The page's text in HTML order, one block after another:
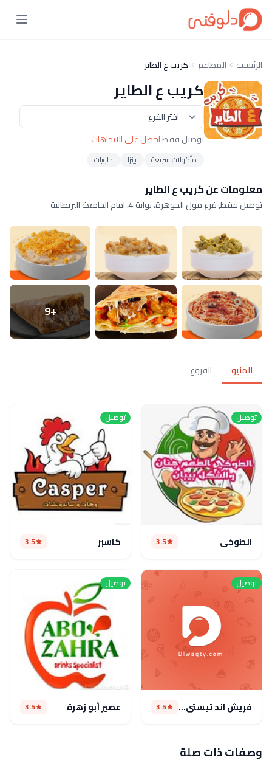
الرئيسية المطاعم كريب ع الطاير
كريب ع الطاير
توصيل فقطاحصل على الاتجاهات
مأكولات سريعة بيتزا حلويات
معلومات عن كريب ع الطاير
توصيل فقط, فرع مول الجوهرة، بوابة 4، امام الجامعة البريطانية
+9
المنيو الفروع
توصيل
الطوخى 3.5
توصيل
كاسبر 3.5
توصيل
فريش اند تيستي (مغلق) 3.5
توصيل
عصير أبو زهرة 3.5
وصفات ذات صلة